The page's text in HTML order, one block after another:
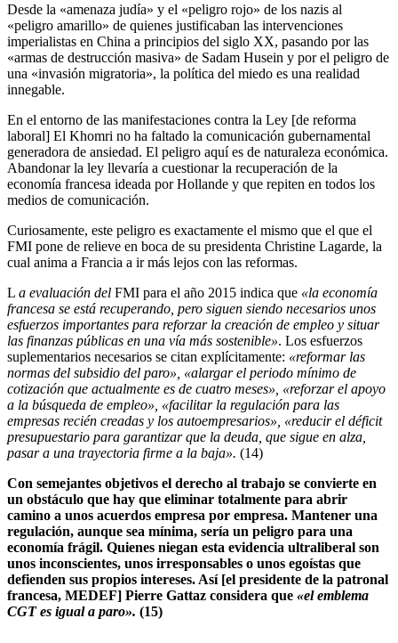
Desde la «amenaza judía» y el «peligro rojo» de los nazis al
«peligro amarillo» de quienes justificaban las intervenciones
imperialistas en China a principios del siglo XX, pasando por las
«armas de destrucción masiva» de Sadam Husein y por el peligro de
una «invasión migratoria», la política del miedo es una realidad
innegable.
En el entorno de las manifestaciones contra la Ley [de reforma
laboral] El Khomri no ha faltado la comunicación gubernamental
generadora de ansiedad. El peligro aquí es de naturaleza económica.
Abandonar la ley llevaría a cuestionar la recuperación de la
economía francesa ideada por Hollande y que repiten en todos los
medios de comunicación.
Curiosamente, este peligro es exactamente el mismo que el que el
FMI pone de relieve en boca de su presidenta Christine Lagarde, la
cual anima a Francia a ir más lejos con las reformas.
L a evaluación del FMI para el año 2015 indica que «la economía
francesa se está recuperando, pero siguen siendo necesarios unos
esfuerzos importantes para reforzar la creación de empleo y situar
las finanzas públicas en una vía más sostenible». Los esfuerzos
suplementarios necesarios se citan explícitamente: «reformar las
normas del subsidio del paro», «alargar el periodo mínimo de
cotización que actualmente es de cuatro meses», «reforzar el apoyo
a la búsqueda de empleo», «facilitar la regulación para las
empresas recién creadas y los autoempresarios», «reducir el déficit
presupuestario para garantizar que la deuda, que sigue en alza,
pasar a una trayectoria firme a la baja». (14)
Con semejantes objetivos el derecho al trabajo se convierte en
un obstáculo que hay que eliminar totalmente para abrir
camino a unos acuerdos empresa por empresa. Mantener una
regulación, aunque sea mínima, sería un peligro para una
economía frágil. Quienes niegan esta evidencia ultraliberal son
unos inconscientes, unos irresponsables o unos egoístas que
defienden sus propios intereses. Así [el presidente de la patronal
francesa, MEDEF] Pierre Gattaz considera que «el emblema
CGT es igual a paro». (15)